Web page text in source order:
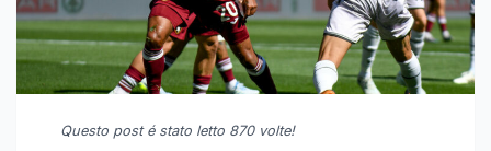
Questo post é stato letto 870 volte!